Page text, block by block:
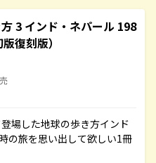
3 インド・ネパール 198
復刻版）
場した地球の歩き方インド
の旅を思い出して欲しい1冊